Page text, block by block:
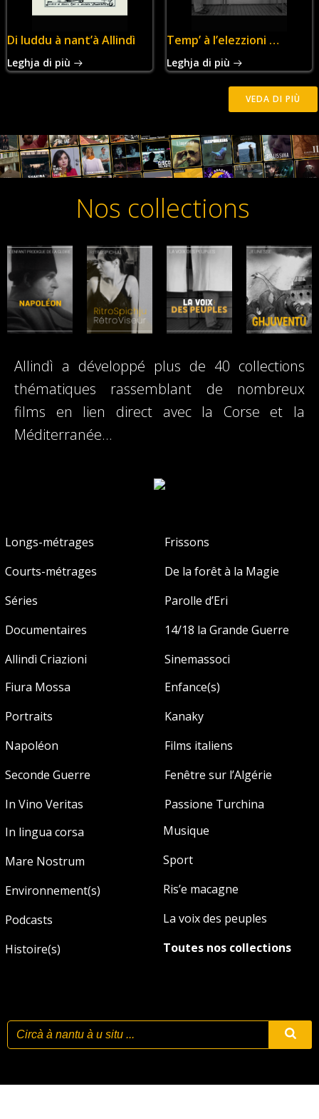
Di luddu à nant’à Allindì
Leghja di più
Temp’ à l’elezzioni …
Leghja di più
VEDA DI PIÙ
Nos collections
Allindì a développé plus de 40 collections
thématiques rassemblant de nombreux
films en lien direct avec la Corse et la
Méditerranée…
Longs-métrages
Courts-métrages
Séries
Documentaires
Allindì Criazioni
Frissons
De la forêt à la Magie
Parolle d’Eri
14/18 la Grande Guerre
Sinemassoci
Fiura Mossa
Portraits
Napoléon
Seconde Guerre
In Vino Veritas
Enfance(s)
Kanaky
Films italiens
Fenêtre sur l’Algérie
Passione Turchina
In lingua corsa
Mare Nostrum
Environnement(s)
Podcasts
Histoire(s)
Musique
Sport
Ris’e macagne
La voix des peuples
Toutes nos collections